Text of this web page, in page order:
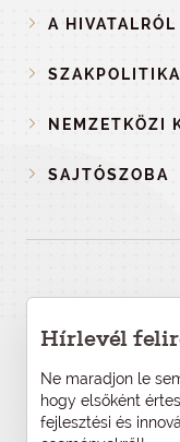
A HIVATALRÓL
NEMZETKÖZI
SAJTÓSZOBA
Hírlevél
Ne maradjon le
hogy elsőként
fejlesztési és